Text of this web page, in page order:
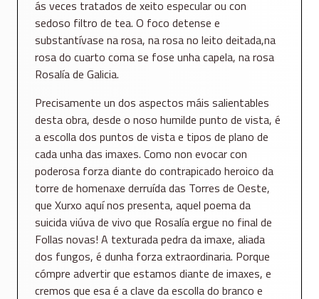
ás veces tratados de xeito especular ou con
sedoso filtro de tea. O foco detense e
substantívase na rosa, na rosa no leito deitada,na
rosa do cuarto coma se fose unha capela, na rosa
Rosalía de Galicia.
Precisamente un dos aspectos máis salientables
desta obra, desde o noso humilde punto de vista, é
a escolla dos puntos de vista e tipos de plano de
cada unha das imaxes. Como non evocar con
poderosa forza diante do contrapicado heroico da
torre de homenaxe derruída das Torres de Oeste,
que Xurxo aquí nos presenta, aquel poema da
suicida viúva de vivo que Rosalía ergue no final de
Follas novas! A texturada pedra da imaxe, aliada
dos fungos, é dunha forza extraordinaria. Porque
cómpre advertir que estamos diante de imaxes, e
cremos que esa é a clave da escolla do branco e